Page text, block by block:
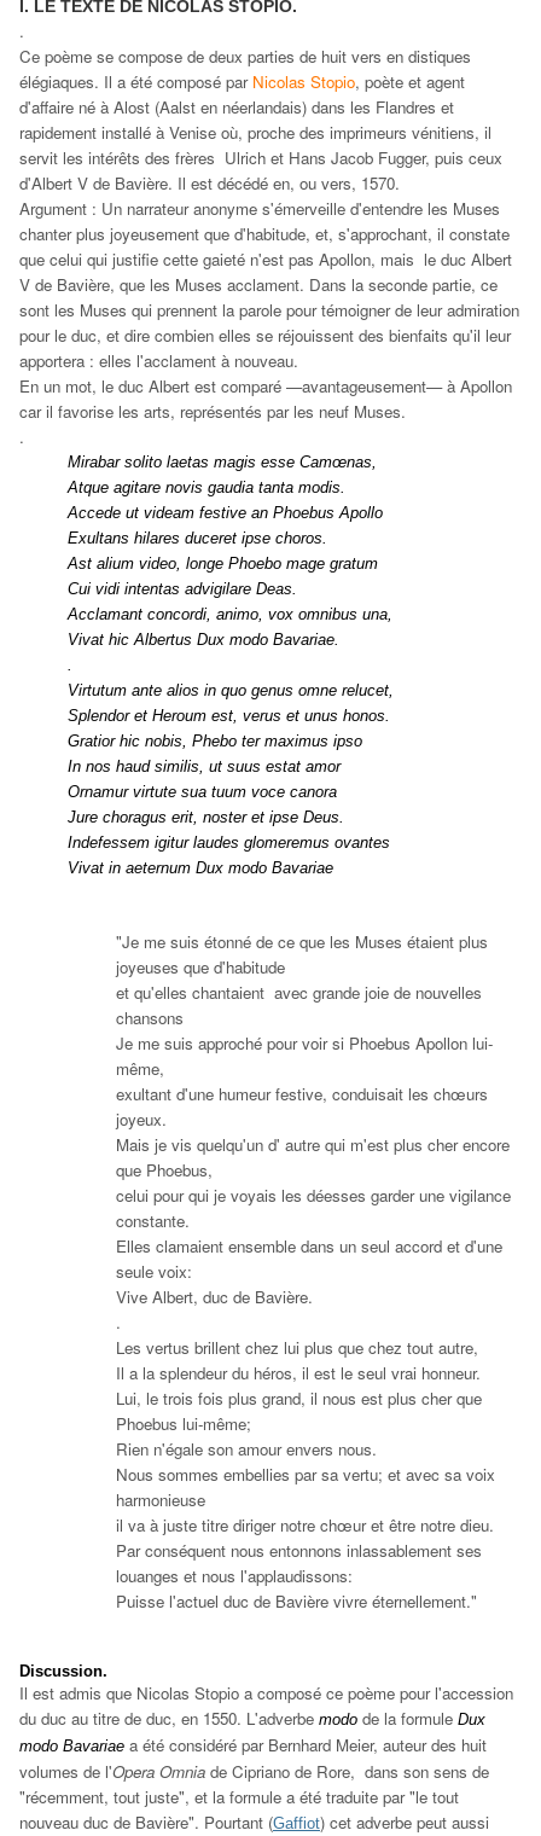
I. LE TEXTE DE NICOLAS STOPIO.
.
Ce poème se compose de deux parties de huit vers en distiques
élégiaques. Il a été composé par Nicolas Stopio, poète et agent
d'affaire né à Alost (Aalst en néerlandais) dans les Flandres et
rapidement installé à Venise où, proche des imprimeurs vénitiens, il
servit les intérêts des frères Ulrich et Hans Jacob Fugger, puis ceux
d'Albert V de Bavière. Il est décédé en, ou vers, 1570.
Argument : Un narrateur anonyme s'émerveille d'entendre les Muses
chanter plus joyeusement que d'habitude, et, s'approchant, il constate
que celui qui justifie cette gaieté n'est pas Apollon, mais le duc Albert
V de Bavière, que les Muses acclament. Dans la seconde partie, ce
sont les Muses qui prennent la parole pour témoigner de leur admiration
pour le duc, et dire combien elles se réjouissent des bienfaits qu'il leur
apportera : elles l'acclament à nouveau.
En un mot, le duc Albert est comparé —avantageusement— à Apollon
car il favorise les arts, représentés par les neuf Muses.
.
Mirabar solito laetas magis esse Camœnas,
Atque agitare novis gaudia tanta modis.
Accede ut videam festive an Phoebus Apollo
Exultans hilares duceret ipse choros.
Ast alium video, longe Phoebo mage gratum
Cui vidi intentas advigilare Deas.
Acclamant concordi, animo, vox omnibus una,
Vivat hic Albertus Dux modo Bavariae.
.
Virtutum ante alios in quo genus omne relucet,
Splendor et Heroum est, verus et unus honos.
Gratior hic nobis, Phebo ter maximus ipso
In nos haud similis, ut suus estat amor
Ornamur virtute sua tuum voce canora
Jure choragus erit, noster et ipse Deus.
Indefessem igitur laudes glomeremus ovantes
Vivat in aeternum Dux modo Bavariae
"Je me suis étonné de ce que les Muses étaient plus
joyeuses que d'habitude
et qu'elles chantaient avec grande joie de nouvelles
chansons
Je me suis approché pour voir si Phoebus Apollon lui-
même,
exultant d'une humeur festive, conduisait les chœurs
joyeux.
Mais je vis quelqu'un d' autre qui m'est plus cher encore
que Phoebus,
celui pour qui je voyais les déesses garder une vigilance
constante.
Elles clamaient ensemble dans un seul accord et d'une
seule voix:
Vive Albert, duc de Bavière.
.
Les vertus brillent chez lui plus que chez tout autre,
Il a la splendeur du héros, il est le seul vrai honneur.
Lui, le trois fois plus grand, il nous est plus cher que
Phoebus lui-même;
Rien n'égale son amour envers nous.
Nous sommes embellies par sa vertu; et avec sa voix
harmonieuse
il va à juste titre diriger notre chœur et être notre dieu.
Par conséquent nous entonnons inlassablement ses
louanges et nous l'applaudissons:
Puisse l'actuel duc de Bavière vivre éternellement."
Discussion.
Il est admis que Nicolas Stopio a composé ce poème pour l'accession
du duc au titre de duc, en 1550. L'adverbe modo de la formule Dux
modo Bavariae a été considéré par Bernhard Meier, auteur des huit
volumes de l'Opera Omnia de Cipriano de Rore, dans son sens de
"récemment, tout juste", et la formule a été traduite par "le tout
nouveau duc de Bavière". Pourtant (Gaffiot) cet adverbe peut aussi